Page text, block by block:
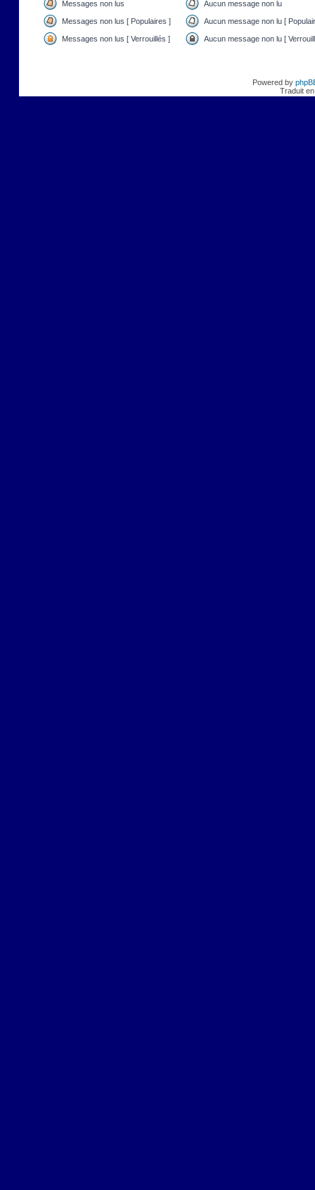
Messages non lus Aucun message non lu
Messages non lus [ Populaires ] Aucun message non lu [
Messages non lus [ Verrouillés ] Aucun message non lu [
Powered by
Traduit